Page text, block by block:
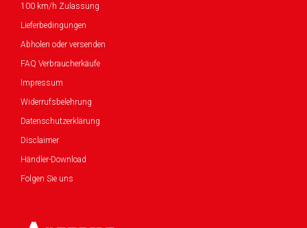
100 km/h Zulassung
Lieferbedingungen
Abholen oder versenden
FAQ Verbraucherkäufe
Impressum
Widerrufsbelehrung
Datenschutzerklärung
Disclaimer
Händler-Download
Folgen Sie uns